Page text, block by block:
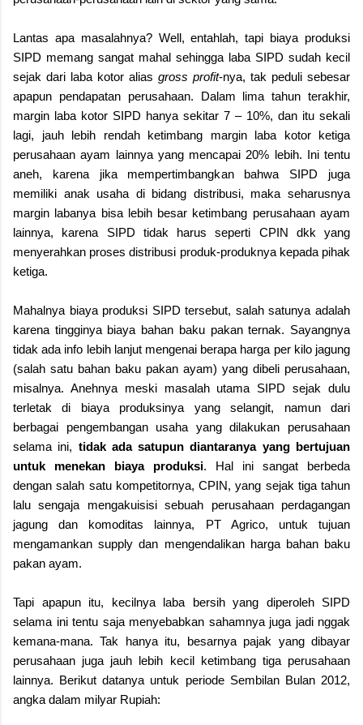
Lantas apa masalahnya? Well, entahlah, tapi biaya produksi
SIPD memang sangat mahal sehingga laba SIPD sudah kecil
sejak dari laba kotor alias gross profit-nya, tak peduli sebesar
apapun pendapatan perusahaan. Dalam lima tahun terakhir,
margin laba kotor SIPD hanya sekitar 7 – 10%, dan itu sekali
lagi, jauh lebih rendah ketimbang margin laba kotor ketiga
perusahaan ayam lainnya yang mencapai 20% lebih. Ini tentu
aneh, karena jika mempertimbangkan bahwa SIPD juga
memiliki anak usaha di bidang distribusi, maka seharusnya
margin labanya bisa lebih besar ketimbang perusahaan ayam
lainnya, karena SIPD tidak harus seperti CPIN dkk yang
menyerahkan proses distribusi produk-produknya kepada pihak
ketiga.
Mahalnya biaya produksi SIPD tersebut, salah satunya adalah
karena tingginya biaya bahan baku pakan ternak. Sayangnya
tidak ada info lebih lanjut mengenai berapa harga per kilo jagung
(salah satu bahan baku pakan ayam) yang dibeli perusahaan,
misalnya. Anehnya meski masalah utama SIPD sejak dulu
terletak di biaya produksinya yang selangit, namun dari
berbagai pengembangan usaha yang dilakukan perusahaan
selama ini, tidak ada satupun diantaranya yang bertujuan
untuk menekan biaya produksi. Hal ini sangat berbeda
dengan salah satu kompetitornya, CPIN, yang sejak tiga tahun
lalu sengaja mengakuisisi sebuah perusahaan perdagangan
jagung dan komoditas lainnya, PT Agrico, untuk tujuan
mengamankan supply dan mengendalikan harga bahan baku
pakan ayam.
Tapi apapun itu, kecilnya laba bersih yang diperoleh SIPD
selama ini tentu saja menyebabkan sahamnya juga jadi nggak
kemana-mana. Tak hanya itu, besarnya pajak yang dibayar
perusahaan juga jauh lebih kecil ketimbang tiga perusahaan
lainnya. Berikut datanya untuk periode Sembilan Bulan 2012,
angka dalam milyar Rupiah: